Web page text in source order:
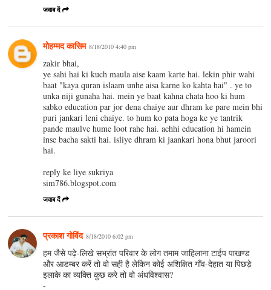
जवाब दें
मोहम्मद कासिम 8/18/2010 4:40 pm
zakir bhai,
ye sahi hai ki kuch maula aise kaam karte hai. lekin phir wahi
baat "kaya quran islaam unhe aisa karne ko kahta hai" . ye to
unka niji gunaha hai. mein ye baat kahna chata hoo ki hum
sabko education par jor dena chaiye aur dhram ke pare mein bhi
puri jankari leni chaiye. to hum ko pata hoga ke ye tantrik
pande maulve hume loot rahe hai. achhi education hi hamein
inse bacha sakti hai. isliye dhram ki jaankari hona bhut jaroori
hai.
reply ke liye sukriya
sim786.blogspot.com
जवाब दें
प्रकाश गोविंद 8/18/2010 6:02 pm
हम जैसे पढ़े-लिखे सभ्रांत परिवार के लोग तमाम जाहिलाना टाईप पाखण्ड
और आडम्बर करें तो वो सही है लेकिन कोई अशिक्षित गाँव-देहात या पिछड़े
इलाके का व्यक्ति कुछ करे तो वो अंधविश्वास?
-